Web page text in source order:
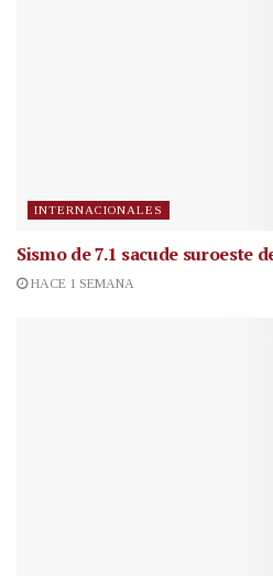
INTERNACIONALES
Sismo de 7.1 sacude suroeste
HACE 1 SEMANA